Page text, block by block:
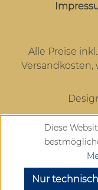
Alle Preise
Versandkosten,
Diese
Nur
SEHR GUT
aus904
Informationen zur